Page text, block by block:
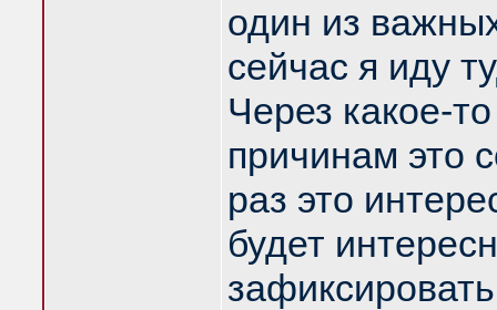
один из
сейчас я иду
Через какое-
причинам это
раз это
будет